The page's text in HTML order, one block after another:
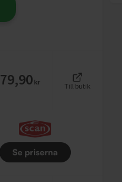
79,90 kr
Till butik